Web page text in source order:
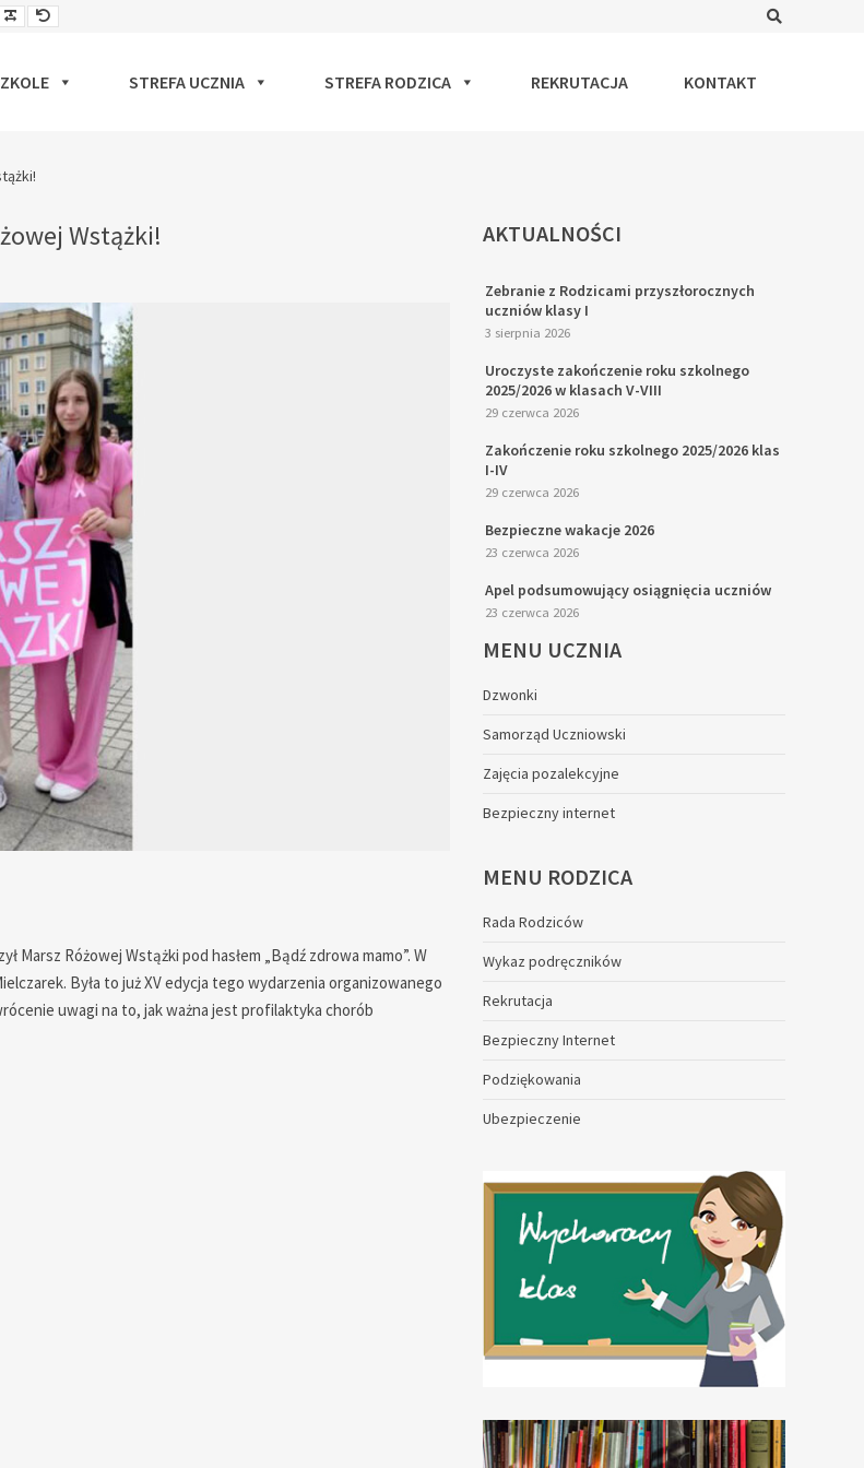
Readable
Font
Default
Font
STREFA UCZNIA STREFA RODZICA REKRUTACJA KONTAKT
Wstążki!
Marsz Różowej Wstążki pod hasłem „Bądź zdrowa mamo”. W
Była to już XV edycja tego wydarzenia organizowanego
uwagi na to, jak ważna jest profilaktyka chorób
AKTUALNOŚCI
Zebranie z Rodzicami przyszłorocznych
uczniów klasy I
3 sierpnia 2026
Uroczyste zakończenie roku szkolnego
2025/2026 w klasach V-VIII
29 czerwca 2026
Zakończenie roku szkolnego 2025/2026 klas
I-IV
29 czerwca 2026
Bezpieczne wakacje 2026
23 czerwca 2026
Apel podsumowujący osiągnięcia uczniów
23 czerwca 2026
MENU UCZNIA
Dzwonki
Samorząd Uczniowski
Zajęcia pozalekcyjne
Bezpieczny internet
MENU RODZICA
Rada Rodziców
Wykaz podręczników
Rekrutacja
Bezpieczny Internet
Podziękowania
Ubezpieczenie